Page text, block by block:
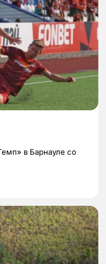
в Барнауле со